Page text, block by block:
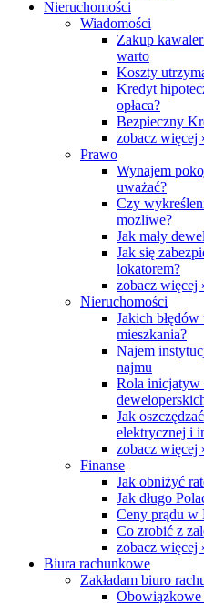
Nieruchomości
Wiadomości
Zakup
warto
Koszty
Kredyt
opłaca?
Bezpieczny
zobacz więcej
Prawo
Wynajem
uważać?
Czy
możliwe?
Jak mały
Jak się
lokatorem?
zobacz więcej
Nieruchomości
Jakich
mieszkania?
Najem
najmu
Rola inicjatyw
Jak
elektrycznej i
zobacz więcej
Finanse
Jak obniżyć
Jak długo
Ceny prądu w
Co zrobić z
zobacz więcej
Biura rachunkowe
Zakładam biuro
Obowiązkowe